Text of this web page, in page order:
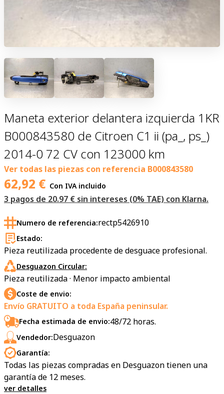
Maneta exterior delantera izquierda 1KR
B000843580 de Citroen C1 ii (pa_, ps_)
2014-0 72 CV con 123000 km
Ver todas las piezas con referencia B000843580
62,92 € Con IVA incluido
3 pagos de 20.97 € sin intereses (0% TAE) con Klarna.
Numero de referencia:rectp5426910
Estado:
Pieza reutilizada procedente de desguace profesional.
Desguazon Circular:
Pieza reutilizada · Menor impacto ambiental
Coste de envio:
Envío GRATUITO a toda España peninsular.
Fecha estimada de envio:48/72 horas.
Vendedor:Desguazon
Garantía:
Todas las piezas compradas en Desguazon tienen una
garantía de 12 meses.
ver detalles